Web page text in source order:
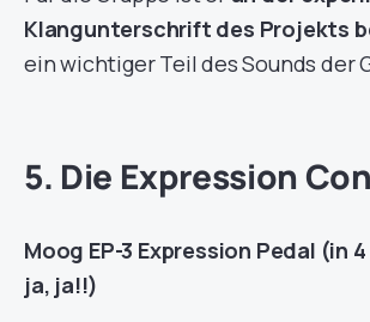
Klangunterschrift des Projekts
ein wichtiger Teil des Sounds der
5. Die Expression
Moog EP-3 Expression Pedal (in
ja, ja!!)